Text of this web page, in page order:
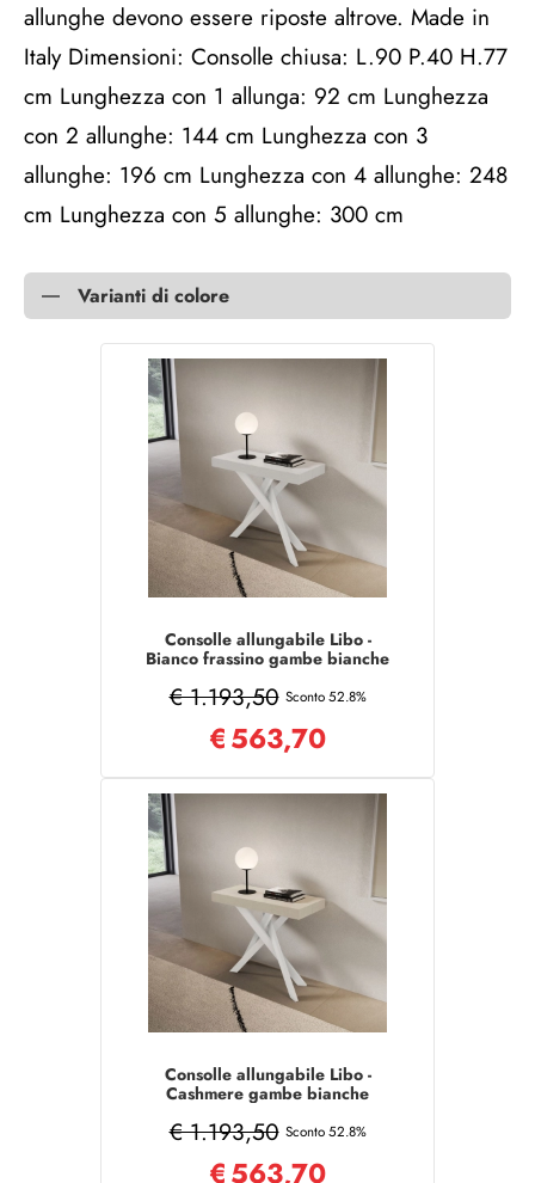
allunghe devono essere riposte altrove. Made in
Italy Dimensioni: Consolle chiusa: L.90 P.40 H.77
cm Lunghezza con 1 allunga: 92 cm Lunghezza
con 2 allunghe: 144 cm Lunghezza con 3
allunghe: 196 cm Lunghezza con 4 allunghe: 248
cm Lunghezza con 5 allunghe: 300 cm
Varianti di colore
Consolle allungabile Libo -
Bianco frassino gambe bianche
€ 1.193,50 Sconto 52.8%
€563,70
Consolle allungabile Libo -
Cashmere gambe bianche
€ 1.193,50 Sconto 52.8%
€563,70